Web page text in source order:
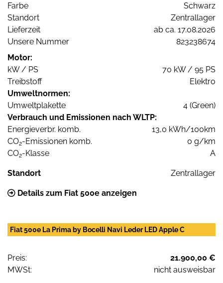
Farbe
Schwarz
Standort
Zentrallager
Lieferzeit
ab ca. 17.08.2026
Unsere Nummer
823238674
Motor:
kW / PS
70 kW / 95 PS
Treibstoff
Elektro
Umweltnormen:
Umweltplakette
4 (Green)
Verbrauch und Emissionen nach WLTP:
Energieverbr. komb.
13,0 kWh/100km
CO2-Emissionen komb.
0 g/km
CO2-Klasse A
Standort Zentrallager
Details zum Fiat 500e anzeigen
Fiat 500e La Prima by Bocelli Navi Leder LED Apple C
Preis:
21.900,00 €
MWSt:
nicht ausweisbar